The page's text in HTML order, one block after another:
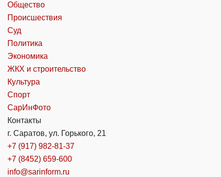
Общество
Происшествия
Суд
Политика
Экономика
ЖКХ и строительство
Культура
Спорт
СарИнФото
Контакты
г. Саратов, ул. Горького, 21
+7 (917) 982-81-37
+7 (8452) 659-600
info@sarinform.ru